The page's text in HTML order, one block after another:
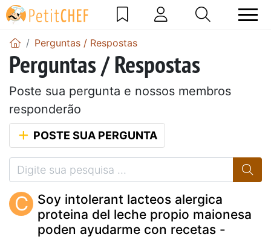
Perguntas / Respostas
Perguntas / Respostas
Poste sua pergunta e nossos membros
responderão
POSTE SUA PERGUNTA
C
Soy intolerant lacteos alergica
proteina del leche propio maionesa
poden ayudarme con recetas -